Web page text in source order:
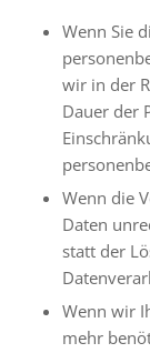
Wenn Sie
wir in der
Dauer der
Wenn die
Daten
statt der
Wenn wir
mehr